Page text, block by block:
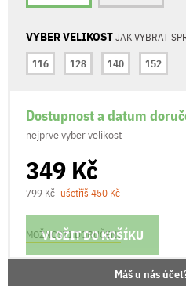
VYBER VELIKOSTJAK VYBRAT
116
128 140 152
Dostupnost a datum
nejprve vyber velikost
349 Kč
799 Kč ušetříš 450 Kč
VLOŽIT DO KOŠÍKU
MOŽNOSTI DORUČENÍ
Máš u nás